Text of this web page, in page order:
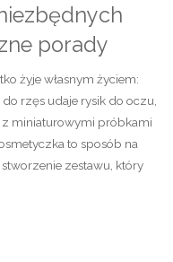
porady
żyje własnym życiem:
rzęs udaje rysik do oczu,
z miniaturowymi próbkami
to sposób na
zestawu, który